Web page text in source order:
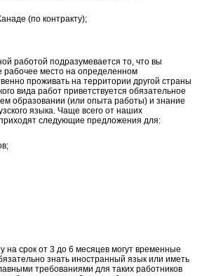
(по контракту);
работой подразумевается то, что вы
рабочее место на определенном
проживать на территории другой страны
вида работ приветствуется обязательное
образовании (или опыта работы) и знание
языка. Чаще всего от наших
следующие предложения для:
на срок от 3 до 6 месяцев могут временные
знать иностранный язык или иметь
требованиями для таких работников